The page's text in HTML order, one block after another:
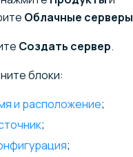
Облачные серверы
Создать сервер.
блоки:
и расположение;
;
;